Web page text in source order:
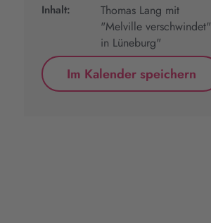
Inhalt:
Thomas Lang mit
"Melville verschwindet"
in Lüneburg"
Im Kalender speichern